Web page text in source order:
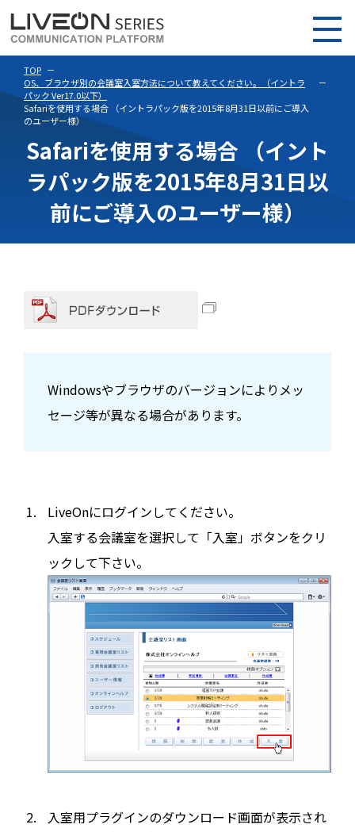
TOP
OS、ブラウザ別の会議室入室方法について教えてください。（イントラ
パック Ver17.0以下）
Safariを使用する場合 （イントラパック版を2015年8月31日以前にご導入
のユーザー様）
Safariを使用する場合 （イント
ラパック版を2015年8月31日以
前にご導入のユーザー様）
Windowsやブラウザのバージョンによりメッ
セージ等が異なる場合があります。
LiveOnにログインしてください。
入室する会議室を選択して「入室」ボタンをクリ
ックして下さい。
入室用プラグインのダウンロード画面が表示され